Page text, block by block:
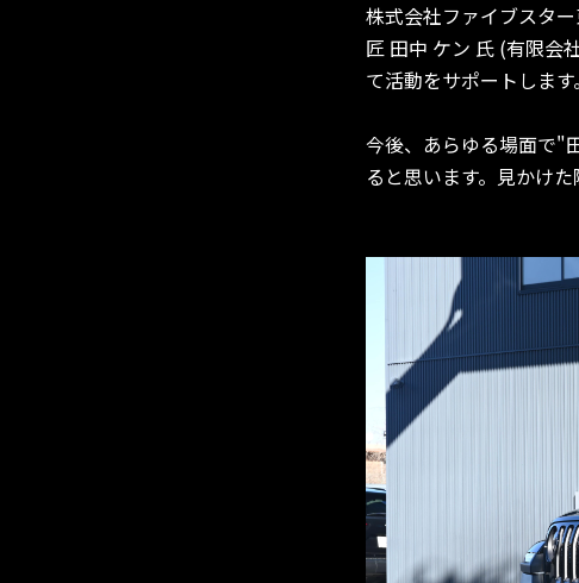
株式会社ファイブスタ
匠 田中 ケン 氏 (有限会
て活動をサポートします。
今後、あらゆる場面で"
ると思います。見かけ